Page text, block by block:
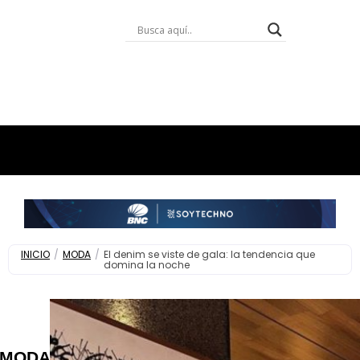
INICIO / MODA / El denim se viste de gala: la tendencia que
domina la noche